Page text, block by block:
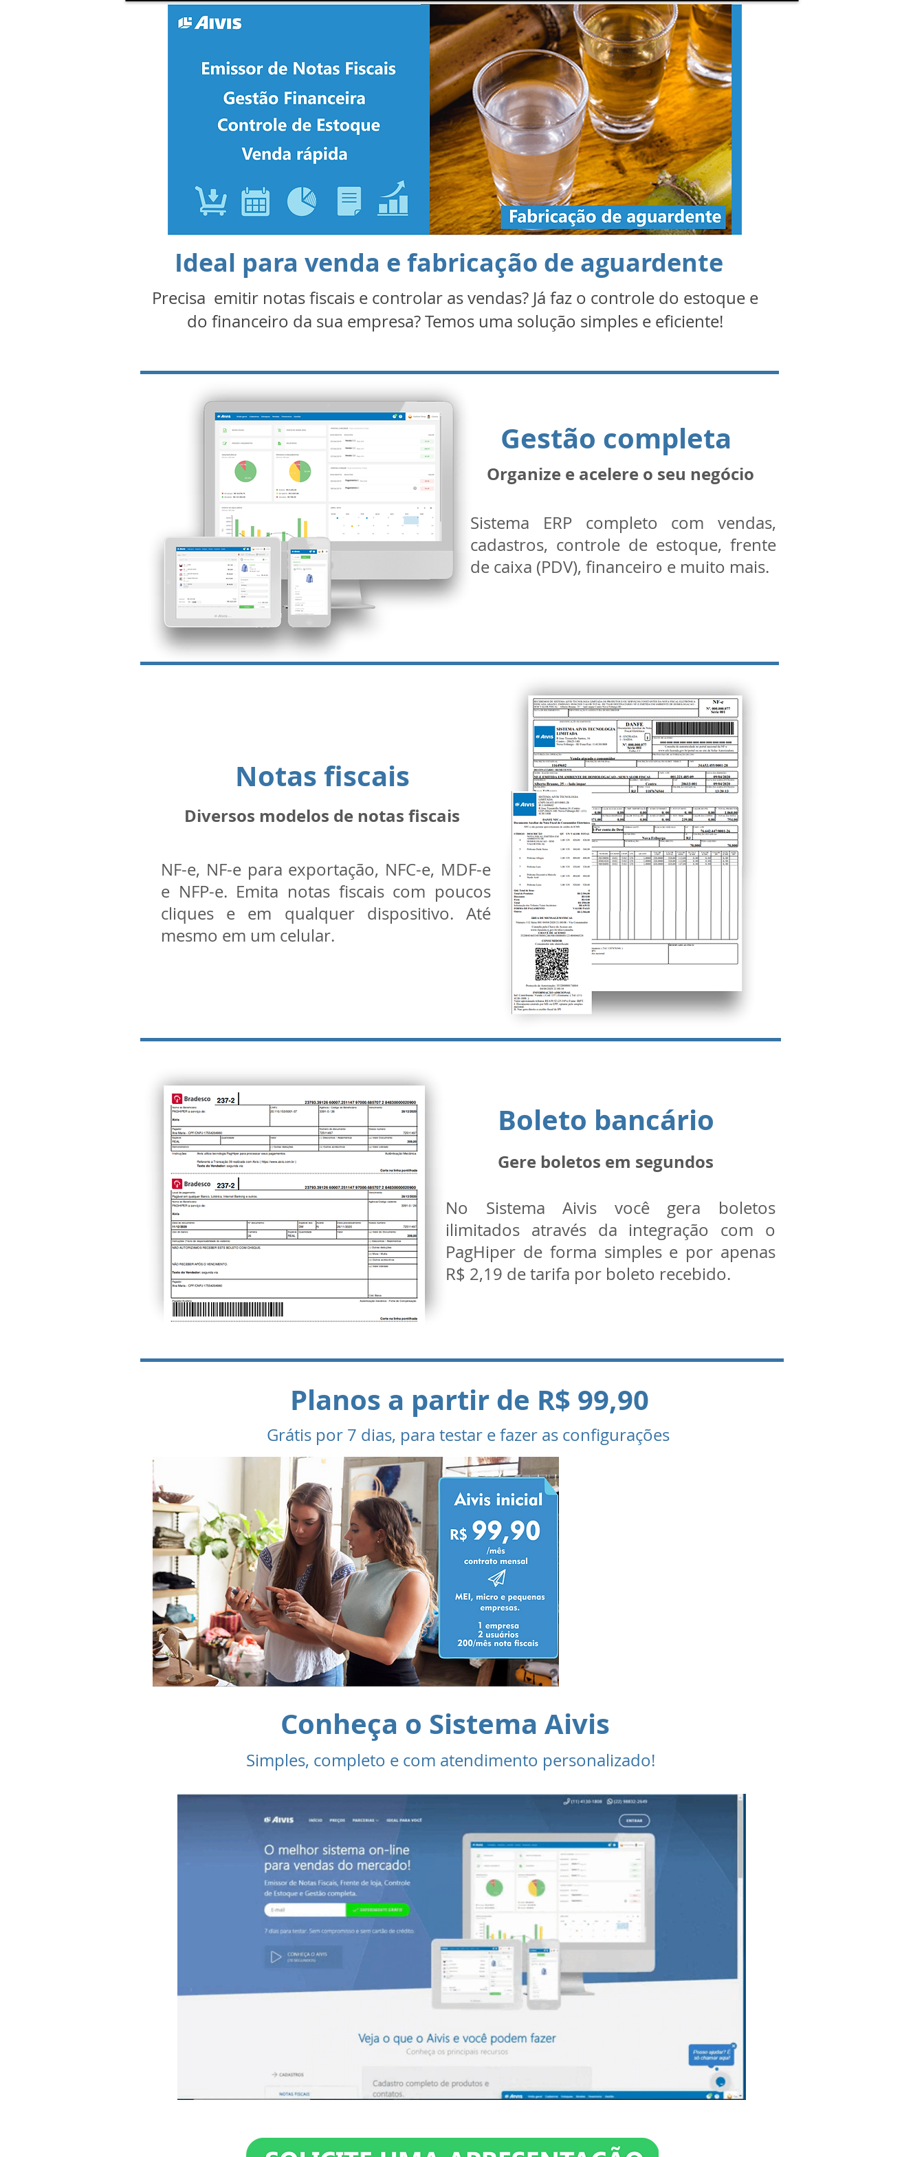
Ideal para venda e fabricação de aguardente
Precisa emitir notas fiscais e controlar as vendas? Já faz o controle do estoque e
do financeiro da sua empresa? Temos uma solução simples e eficiente!
Gestão completa
Organize e acelere o seu negócio
Sistema ERP completo com vendas,
cadastros, controle de estoque, frente
de caixa (PDV), financeiro e muito mais.
Notas fiscais
Diversos modelos de notas fiscais
NF-e, NF-e para exportação, NFC-e, MDF-e
e NFP-e. Emita notas fiscais com poucos
cliques e em qualquer dispositivo. Até
mesmo em um celular.
Boleto bancário
Gere boletos em segundos
No Sistema Aivis você gera boletos
ilimitados através da integração com o
PagHiper de forma simples e por apenas
R$ 2,19 de tarifa por boleto recebido.
Planos a partir de R$ 99,90
Grátis por 7 dias, para testar e fazer as configurações
Conheça o Sistema Aivis
Simples, completo e com atendimento personalizado!